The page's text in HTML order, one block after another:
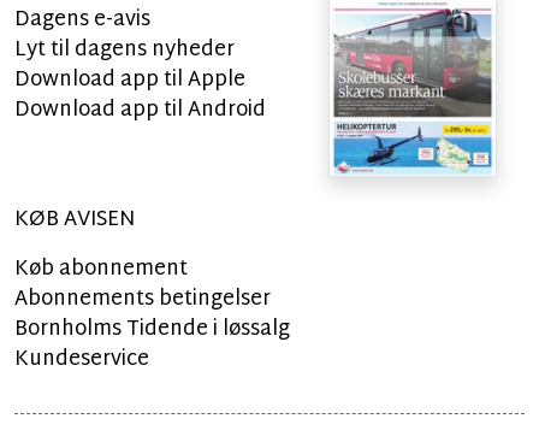
Dagens e-avis
Lyt til dagens nyheder
Download app til Apple
Download app til Android
KØB AVISEN
Køb abonnement
Abonnements betingelser
Bornholms Tidende i løssalg
Kundeservice